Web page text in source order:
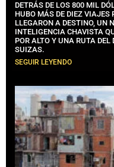
DETRÁS DE LOS 800 MIL
HUBO MÁS DE DIEZ VIAJES
LLEGARON A DESTINO, UN
INTELIGENCIA CHAVISTA
POR ALTO Y UNA RUTA
SUIZAS.
SEGUIR LEYENDO